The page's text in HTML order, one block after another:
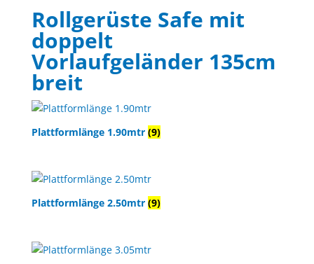
Rollgerüste Safe mit
doppelt
Vorlaufgeländer 135cm
breit
Plattformlänge 1.90mtr (9)
Plattformlänge 2.50mtr (9)